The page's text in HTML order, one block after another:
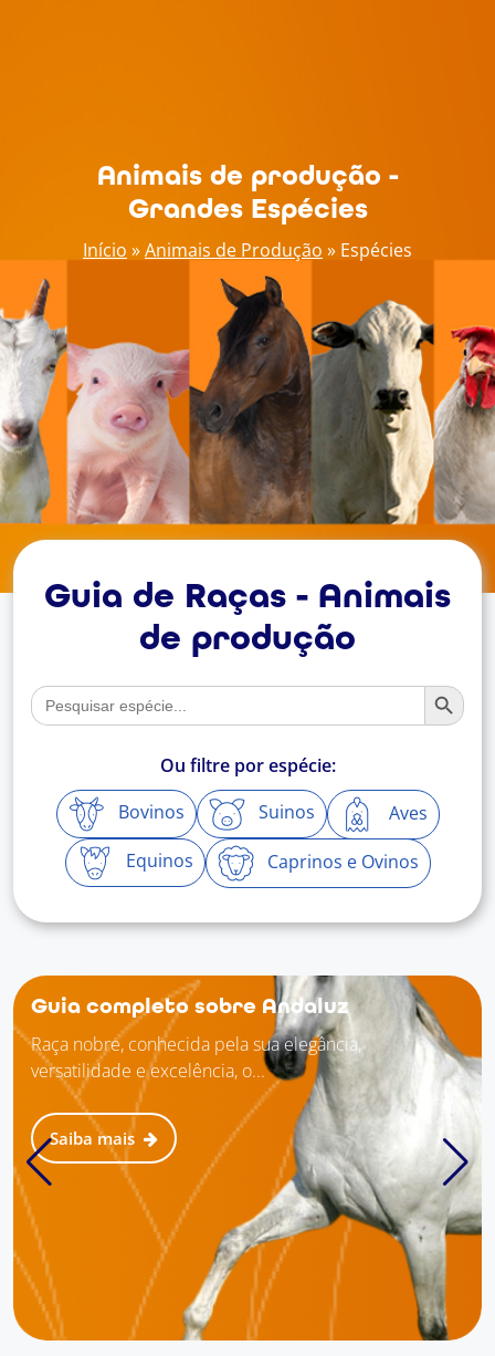
Animais de produção -
Grandes Espécies
Início »Animais de Produção » Espécies
Guia de Raças - Animais
de produção
Search
for:
Search Button
Ou filtre por espécie:
Bovinos
Suinos
Aves
Equinos
Caprinos e Ovinos
Guia completo sobre Andaluz
Raça nobre, conhecida pela sua elegância,
versatilidade e excelência, o...
Saiba mais